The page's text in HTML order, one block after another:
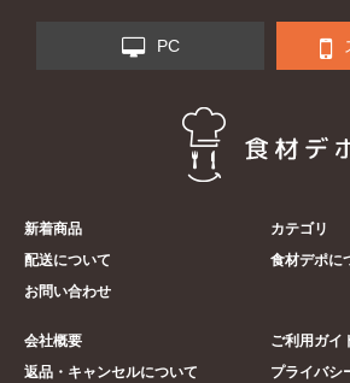
PC
新着商品
カテゴリ
配送について
食材デポに
お問い合わせ
会社概要
ご利用ガイ
返品・キャンセルについて
プライバシ